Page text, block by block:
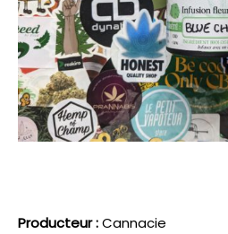
Producteur :Cannacie